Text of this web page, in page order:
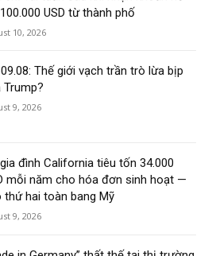
USD từ thành phố
10, 2026
Thế giới vạch trần trò lừa bịp
Trump?
9, 2026
đình California tiêu tốn 34.000
mỗi năm cho hóa đơn sinh hoạt —
thứ hai toàn bang Mỹ
9, 2026